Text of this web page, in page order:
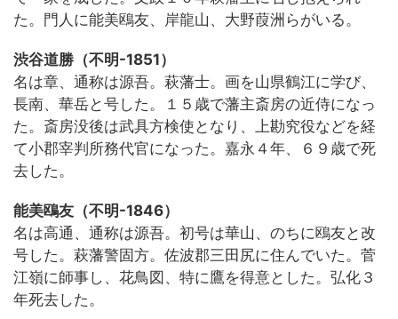
た。門人に能美鴎友、岸龍山、大野葭洲らがいる。
渋谷道勝（不明-1851）
名は章、通称は源吾。萩藩士。画を山県鶴江に学び、
長南、華岳と号した。１５歳で藩主斎房の近侍になっ
た。斎房没後は武具方検使となり、上勘究役などを経
て小郡宰判所務代官になった。嘉永４年、６９歳で死
去した。
能美鴎友（不明-1846）
名は高通、通称は源吾。初号は華山、のちに鴎友と改
号した。萩藩警固方。佐波郡三田尻に住んでいた。菅
江嶺に師事し、花鳥図、特に鷹を得意とした。弘化３
年死去した。